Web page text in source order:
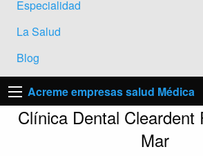
Especialidad
La Salud
Blog
Acreme empresas salud Médica
Clínica Dental Cleardent
Mar